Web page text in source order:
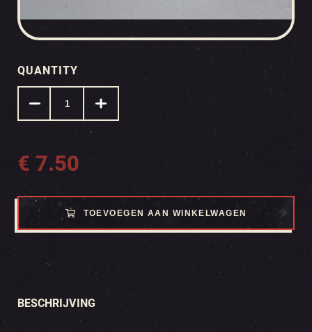
QUANTITY
€ 7.50
TOEVOEGEN AAN WINKELWAGEN
BESCHRIJVING